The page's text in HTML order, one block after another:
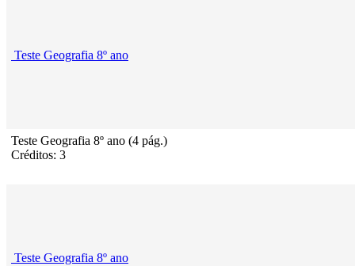
Teste Geografia 8º ano
Teste Geografia 8º ano (4 pág.)
Créditos: 3
Teste Geografia 8º ano